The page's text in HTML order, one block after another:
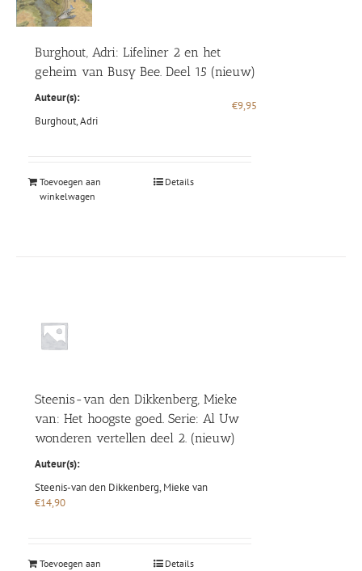
Burghout, Adri: Lifeliner 2 en het
geheim van Busy Bee. Deel 15 (nieuw)
Auteur(s):
Burghout, Adri
€9,95
Toevoegen aan
winkelwagen
Details
Steenis-van den Dikkenberg, Mieke
van: Het hoogste goed. Serie: Al Uw
wonderen vertellen deel 2. (nieuw)
Auteur(s):
Steenis-van den Dikkenberg, Mieke van
€14,90
Toevoegen aan
Details